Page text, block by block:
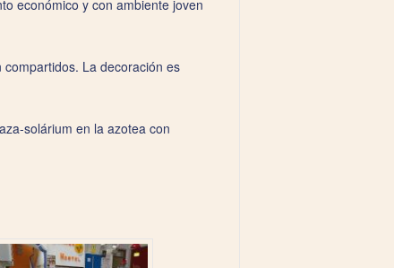
económico y con ambiente joven
La decoración es
solárium en la azotea con